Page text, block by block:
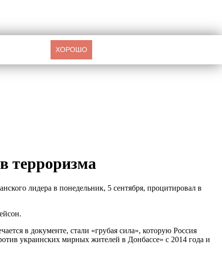
терроризма
лидера в понедельник, 5 сентября, процитировал в
в документе, стали «грубая сила», которую Россия
украинских мирных жителей в Донбассе» с 2014 года и
ХОРОШО